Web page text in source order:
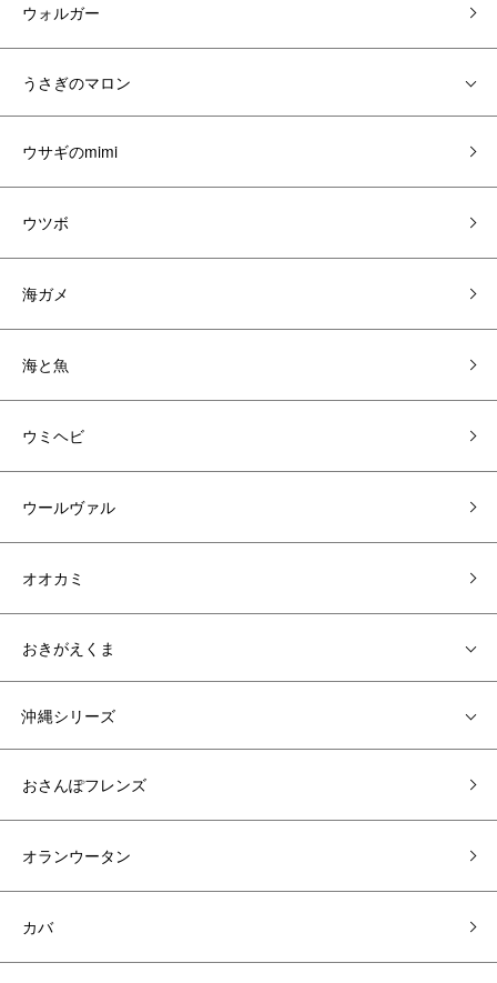
ウォルガー
うさぎのマロン
ウサギのmimi
ウツボ
海ガメ
海と魚
ウミヘビ
ウールヴァル
オオカミ
おきがえくま
沖縄シリーズ
おさんぽフレンズ
オランウータン
カバ